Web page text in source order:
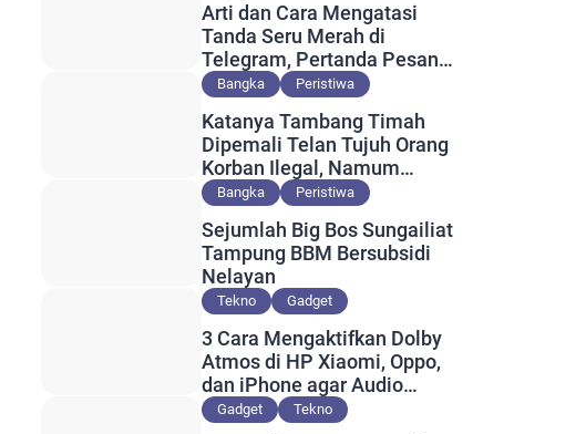
Arti dan Cara Mengatasi
Tanda Seru Merah di
Telegram, Pertanda Pesan
Gagal Terkirim?
Bangka Peristiwa
Katanya Tambang Timah
Dipemali Telan Tujuh Orang
Korban Ilegal, Namum
Muncul Slip Pembayaran
Bangka Peristiwa
Sejumlah Big Bos Sungailiat
Tampung BBM Bersubsidi
Nelayan
Tekno Gadget
3 Cara Mengaktifkan Dolby
Atmos di HP Xiaomi, Oppo,
dan iPhone agar Audio
Lebih Maksimal
Gadget Tekno